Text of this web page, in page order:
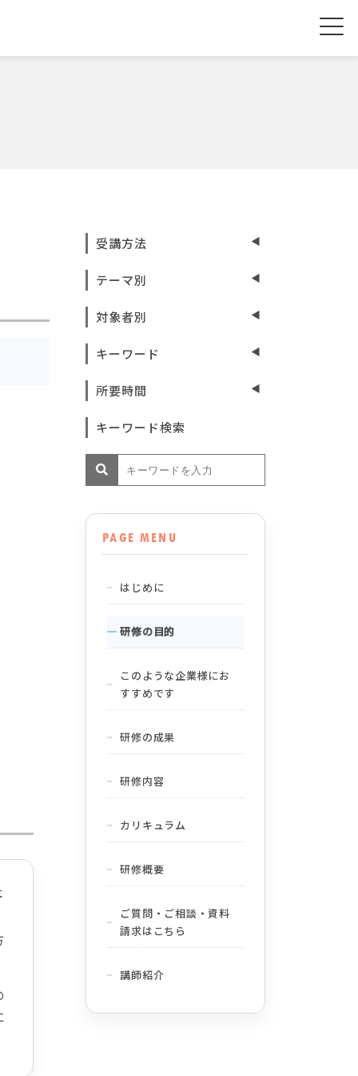
受講方法
テーマ別
対象者別
キーワード
所要時間
キーワード検索
PAGE MENU
はじめに
研修の目的
このような企業様にお
すすめです
研修の成果
研修内容
カリキュラム
研修概要
ご質問・ご相談・資料
請求はこちら
講師紹介